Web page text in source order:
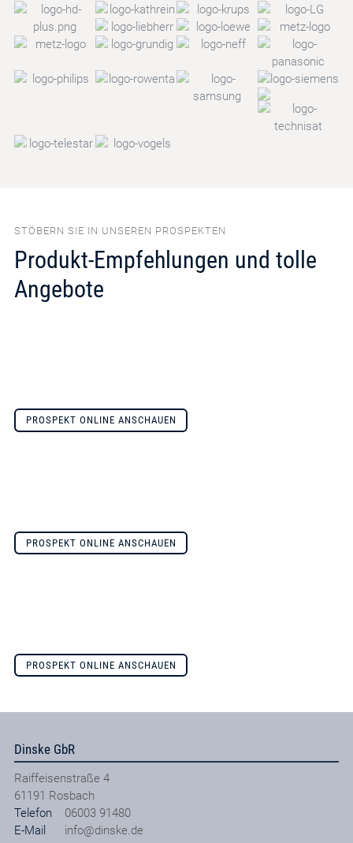
STÖBERN SIE IN UNSEREN PROSPEKTEN
Produkt-Empfehlungen und tolle
Angebote
PROSPEKT ONLINE ANSCHAUEN
PROSPEKT ONLINE ANSCHAUEN
PROSPEKT ONLINE ANSCHAUEN
Dinske GbR
Raiffeisenstraße 4
61191 Rosbach
Telefon
06003 91480
E-Mail
info@dinske.de